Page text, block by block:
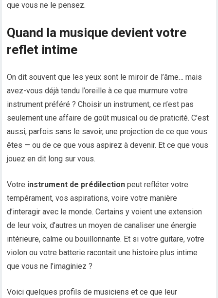
que vous ne le pensez.
Quand la musique devient votre
reflet intime
On dit souvent que les yeux sont le miroir de l’âme… mais
avez-vous déjà tendu l’oreille à ce que murmure votre
instrument préféré ? Choisir un instrument, ce n’est pas
seulement une affaire de goût musical ou de praticité. C’est
aussi, parfois sans le savoir, une projection de ce que vous
êtes — ou de ce que vous aspirez à devenir. Et ce que vous
jouez en dit long sur vous.
Votre instrument de prédilection peut refléter votre
tempérament, vos aspirations, voire votre manière
d’interagir avec le monde. Certains y voient une extension
de leur voix, d’autres un moyen de canaliser une énergie
intérieure, calme ou bouillonnante. Et si votre guitare, votre
violon ou votre batterie racontait une histoire plus intime
que vous ne l’imaginiez ?
Voici quelques profils de musiciens et ce que leur